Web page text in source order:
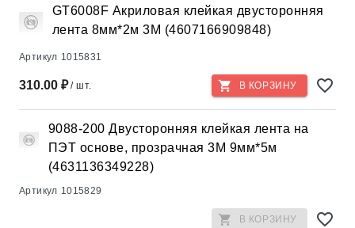
GT6008F Акриловая клейкая двусторонняя
лента 8мм*2м 3М (4607166909848)
Артикул 1015831
310.00 ₽/ шт. В КОРЗИНУ
9088-200 Двусторонняя клейкая лента на
ПЭТ основе, прозрачная 3М 9мм*5м
(4631136349228)
Артикул 1015829
В КОРЗИНУ